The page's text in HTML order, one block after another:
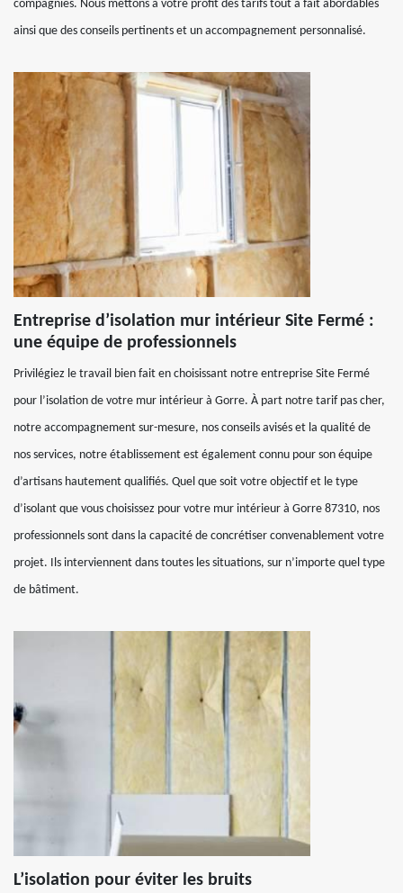
compagnies. Nous mettons à votre profit des tarifs tout à fait abordables
ainsi que des conseils pertinents et un accompagnement personnalisé.
Entreprise d’isolation mur intérieur Site Fermé :
une équipe de professionnels
Privilégiez le travail bien fait en choisissant notre entreprise Site Fermé
pour l’isolation de votre mur intérieur à Gorre. À part notre tarif pas cher,
notre accompagnement sur-mesure, nos conseils avisés et la qualité de
nos services, notre établissement est également connu pour son équipe
d’artisans hautement qualifiés. Quel que soit votre objectif et le type
d’isolant que vous choisissez pour votre mur intérieur à Gorre 87310, nos
professionnels sont dans la capacité de concrétiser convenablement votre
projet. Ils interviennent dans toutes les situations, sur n’importe quel type
de bâtiment.
L’isolation pour éviter les bruits